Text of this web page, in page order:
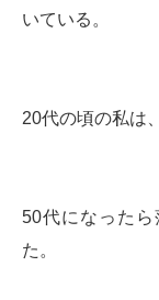
いている。
20代の頃の私は、
50代になった
た。